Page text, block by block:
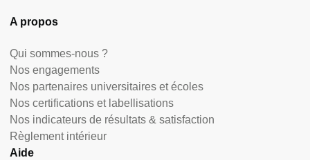
A propos
Qui sommes-nous ?
Nos engagements
Nos partenaires universitaires et écoles
Nos certifications et labellisations
Nos indicateurs de résultats & satisfaction
Règlement intérieur
Aide